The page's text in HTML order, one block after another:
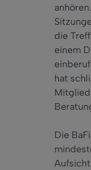
die
einem
hat
Die